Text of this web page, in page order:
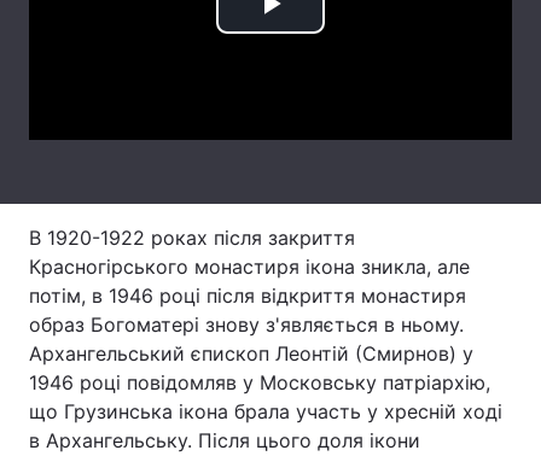
Play
В 1920-1922 роках після закриття
Красногірського монастиря ікона зникла, але
потім, в 1946 році після відкриття монастиря
образ Богоматері знову з'являється в ньому.
Архангельський єпископ Леонтій (Смирнов) у
1946 році повідомляв у Московську патріархію,
що Грузинська ікона брала участь у хресній ході
в Архангельську. Після цього доля ікони